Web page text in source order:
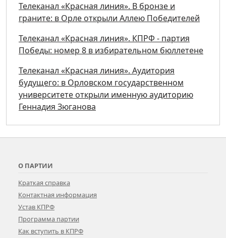
Телеканал «Красная линия». В бронзе и
граните: в Орле открыли Аллею Победителей
Телеканал «Красная линия». КПРФ - партия
Победы: номер 8 в избирательном бюллетене
Телеканал «Красная линия». Аудитория
будущего: в Орловском государственном
университете открыли именную аудиторию
Геннадия Зюганова
О ПАРТИИ
Краткая справка
Контактная информация
Устав КПРФ
Программа партии
Как вступить в КПРФ